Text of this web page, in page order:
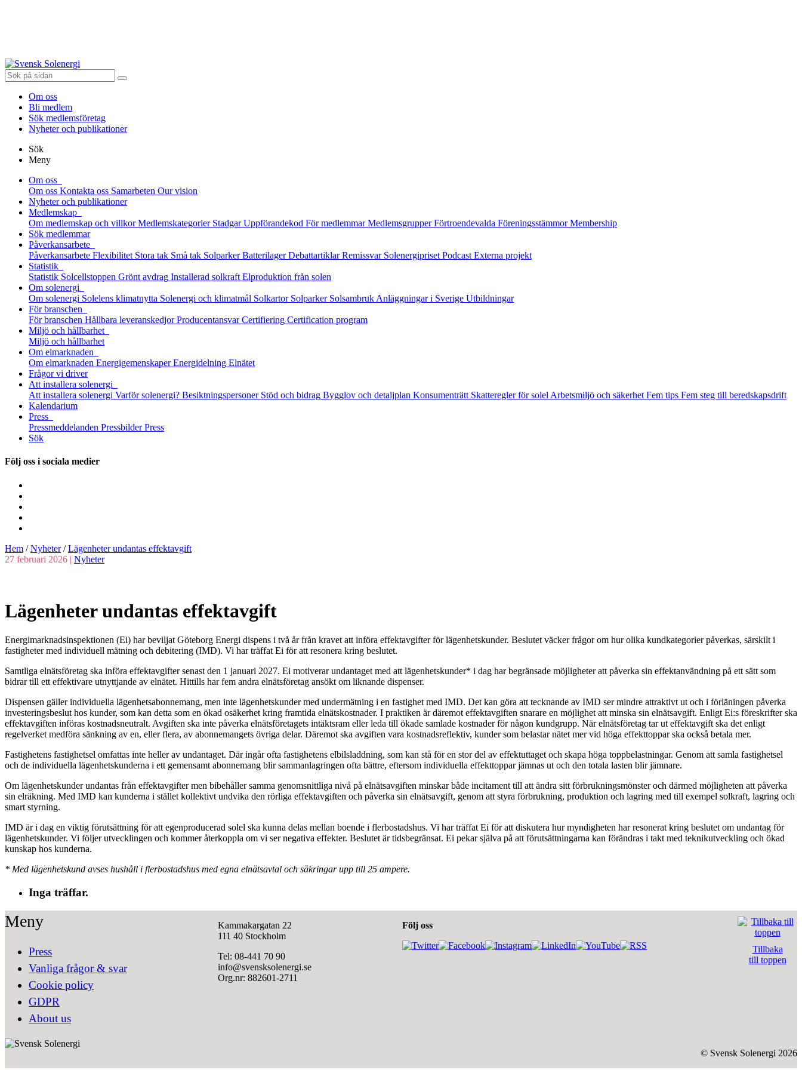
Om oss
Bli medlem
Sök medlemsföretag
Nyheter och publikationer
Sök
Meny
Om oss
Om oss Kontakta oss Samarbeten Our vision
Nyheter och publikationer
Medlemskap
Om medlemskap och villkor Medlemskategorier Stadgar Uppförandekod För medlemmar Medlemsgrupper Förtroendevalda Föreningsstämmor Membership
Sök medlemmar
Påverkansarbete
Påverkansarbete Flexibilitet Stora tak Små tak Solparker Batterilager Debattartiklar Remissvar Solenergipriset Podcast Externa projekt
Statistik
Statistik Solcellstoppen Grönt avdrag Installerad solkraft Elproduktion från solen
Om solenergi
Om solenergi Solelens klimatnytta Solenergi och klimatmål Solkartor Solparker Solsambruk Anläggningar i Sverige Utbildningar
För branschen
För branschen Hållbara leveranskedjor Producentansvar Certifiering Certification program
Miljö och hållbarhet
Miljö och hållbarhet
Om elmarknaden
Om elmarknaden Energigemenskaper Energidelning Elnätet
Frågor vi driver
Att installera solenergi
Att installera solenergi Varför solenergi? Besiktningspersoner Stöd och bidrag Bygglov och detaljplan Konsumenträtt Skatteregler för solel Arbetsmiljö och säkerhet Fem tips Fem steg till beredskaps­drift
Kalendarium
Press
Pressmeddelanden Pressbilder Press
Sök
Följ oss i sociala medier
Hem /Nyheter/Lägenheter undantas effektavgift
27 februari 2026 | Nyheter
Lägenheter undantas effektavgift
Energimarknadsinspektionen (Ei) har beviljat Göteborg Energi dispens i två år från kravet att införa effektavgifter för lägenhetskunder. Beslutet väcker frågor om hur olika kundkategorier påverkas, särskilt i
fastigheter med individuell mätning och debitering (IMD). Vi har träffat Ei för att resonera kring beslutet.
Samtliga elnätsföretag ska införa effektavgifter senast den 1 januari 2027. Ei motiverar undantaget med att lägenhetskunder* i dag har begränsade möjligheter att påverka sin effektanvändning på ett sätt som
bidrar till ett effektivare utnyttjande av elnätet. Hittills har fem andra elnätsföretag ansökt om liknande dispenser.
Dispensen gäller individuella lägenhetsabonnemang, men inte lägenhetskunder med undermätning i en fastighet med IMD. Det kan göra att tecknande av IMD ser mindre attraktivt ut och i förläningen påverka
investeringsbeslut hos kunder, som kan detta som en ökad osäkerhet kring framtida elnätskostnader. I praktiken är däremot effektavgiften snarare en möjlighet att minska sin elnätsavgift. Enligt Ei:s föreskrifter ska
effektavgiften införas kostnadsneutralt. Avgiften ska inte påverka elnätsföretagets intäktsram eller leda till ökade samlade kostnader för någon kundgrupp. När elnätsföretag tar ut effektavgift ska det enligt
regelverket medföra sänkning av en, eller flera, av abonnemangets övriga delar. Däremot ska avgiften vara kostnadsreflektiv, kunder som belastar nätet mer vid höga effekttoppar ska också betala mer.
Fastighetens fastighetsel omfattas inte heller av undantaget. Där ingår ofta fastighetens elbilsladdning, som kan stå för en stor del av effektuttaget och skapa höga toppbelastningar. Genom att samla fastighetsel
och de individuella lägenhetskunderna i ett gemensamt abonnemang blir sammanlagringen ofta bättre, eftersom individuella effekttoppar jämnas ut och den totala lasten blir jämnare.
Om lägenhetskunder undantas från effektavgifter men bibehåller samma genomsnittliga nivå på elnätsavgiften minskar både incitament till att ändra sitt förbrukningsmönster och därmed möjligheten att påverka
sin elräkning. Med IMD kan kunderna i stället kollektivt undvika den rörliga effektavgiften och påverka sin elnätsavgift, genom att styra förbrukning, produktion och lagring med till exempel solkraft, lagring och
smart styrning.
IMD är i dag en viktig förutsättning för att egenproducerad solel ska kunna delas mellan boende i flerbostadshus. Vi har träffat Ei för att diskutera hur myndigheten har resonerat kring beslutet om undantag för
lägenhetskunder. Vi följer utvecklingen och kommer återkoppla om vi ser negativa effekter. Beslutet är tidsbegränsat. Ei pekar själva på att förutsättningarna kan förändras i takt med teknikutveckling och ökad
kunskap hos kunderna.
* Med lägenhetskund avses hushåll i flerbostadshus med egna elnätsavtal och säkringar upp till 25 ampere.
Inga träffar.
Meny
Press
Vanliga frågor & svar
Cookie policy
GDPR
About us
Kammakargatan 22
111 40 Stockholm
Tel: 08-441 70 90
info@svensksolenergi.se
Org.nr: 882601-2711
Följ oss
Tillbaka
till toppen
© Svensk Solenergi 2026